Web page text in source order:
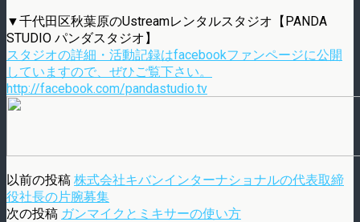
▼千代田区秋葉原のUstreamレンタルスタジオ【PANDA
STUDIO パンダスタジオ】
スタジオの詳細・活動記録はfacebookファンページに公開
していますので、ぜひご覧下さい。
http://facebook.com/pandastudio.tv
以前の投稿 株式会社キバンインターナショナルの代表取締
役社長の片腕募集
次の投稿 ガンマイクとミキサーの使い方